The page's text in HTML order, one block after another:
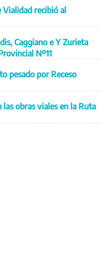
recibió al
Caggiano e Y Zurieta
Nº11
pesado por Receso
obras viales en la Ruta